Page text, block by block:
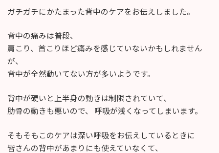
新
時
:
ガチガチにかたまった背中のケアをお伝えしました。
背中の痛みは普段、
肩こり、首こりほど痛みを感じていないかもしれません
が、
背中が全然動いてない方が多いようです。
背中が硬いと上半身の動きは制限されていて、
肋骨の動きも悪いので、 呼吸が浅くなってしまいます。
そもそもこのケアは深い呼吸をお伝えしているときに
皆さんの背中があまりにも使えていなくて、